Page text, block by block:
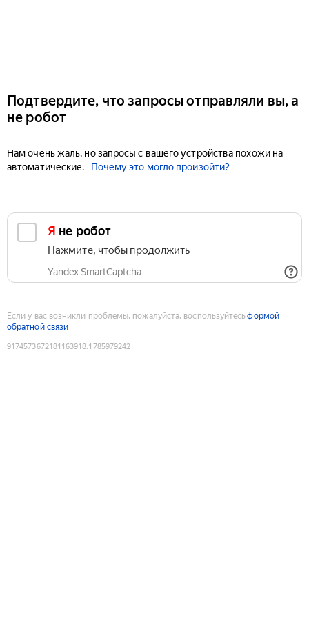
Подтвердите, что запросы отправляли вы, а
не робот
Нам очень жаль, но запросы с вашего устройства похожи на
автоматические.
Почему это могло произойти?
Я не робот
Нажмите, чтобы продолжить
Yandex SmartCaptcha
Если у вас возникли проблемы, пожалуйста, воспользуйтесьформой
обратной связи
9174573672181163918:1785979242